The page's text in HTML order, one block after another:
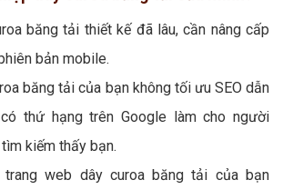
băng tải thiết kế đã lâu, cần nâng cấp
bản mobile.
băng tải của bạn không tối ưu SEO dẫn
thứ hạng trên Google làm cho người
kiếm thấy bạn.
web dây curoa băng tải của bạn